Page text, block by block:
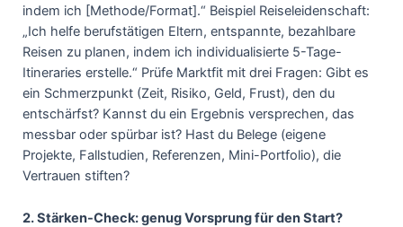
indem ich [Methode/Format].“ Beispiel Reiseleidenschaft:
„Ich helfe berufstätigen Eltern, entspannte, bezahlbare
Reisen zu planen, indem ich individualisierte 5-Tage-
Itineraries erstelle.“ Prüfe Marktfit mit drei Fragen: Gibt es
ein Schmerzpunkt (Zeit, Risiko, Geld, Frust), den du
entschärfst? Kannst du ein Ergebnis versprechen, das
messbar oder spürbar ist? Hast du Belege (eigene
Projekte, Fallstudien, Referenzen, Mini-Portfolio), die
Vertrauen stiften?
2. Stärken-Check: genug Vorsprung für den Start?